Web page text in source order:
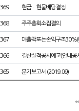
369 현금ㆍ현물배당결정
368 주주총회소집결의
367 매출액또는손익구조
366 결산실적공시예고(안내공
365 분기보고서 (2019.09)